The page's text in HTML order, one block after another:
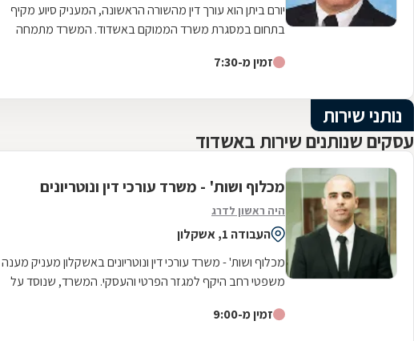
יורם ביתן הוא עורך דין מהשורה הראשונה, המעניק סיוע מקיף
בתחום במסגרת משרד הממוקם באשדוד. המשרד מתמחה
זמין מ-7:30
נותני שירות
עסקים שנותנים שירות באשדוד
מכלוף ושות' - משרד עורכי דין ונוטריונים
היה ראשון לדרג
העבודה 1, אשקלון
מכלוף ושות' - משרד עורכי דין ונוטריונים באשקלון מעניק מענה
משפטי רחב היקף למגזר הפרטי והעסקי. המשרד, שנוסד על
זמין מ-9:00